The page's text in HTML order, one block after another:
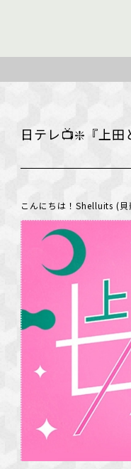
日テレ📺️❇️『上
こんにちは！Shelluits (貝